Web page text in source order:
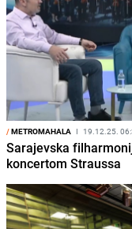
/METROMAHALA I 19.12.25.
Sarajevska
koncertom Straussa